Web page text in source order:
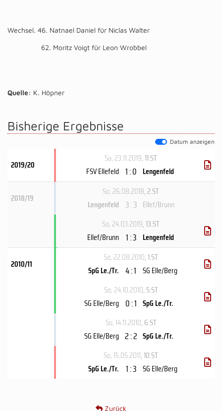
Wechsel. 46. Natnael Daniel für Niclas Walter
62. Moritz Voigt für Leon Wrobbel
Quelle: K. Höpner
Bisherige Ergebnisse
Datum anzeigen
2019/20
Sa, 23.11.2019, 11.ST
FSV Ellefeld 1 : 0 Lengenfeld
2018/19
So, 26.08.2018, 2.ST
Lengenfeld 3 : 3 Ellef/​Brunn
So, 24.03.2019, 13.ST
Ellef/​Brunn 1 : 3 Lengenfeld
2010/11
So, 22.08.2010, 1.ST
SpG Le./Tr. 4 : 1 SG Elle/Berg
So, 24.10.2010, 5.ST
SG Elle/Berg 0 : 1 SpG Le./Tr.
So, 14.11.2010, 6.ST
SG Elle/Berg 2 : 2 SpG Le./Tr.
So, 15.05.2011, 10.ST
SpG Le./Tr. 1 : 3 SG Elle/Berg
Zurück